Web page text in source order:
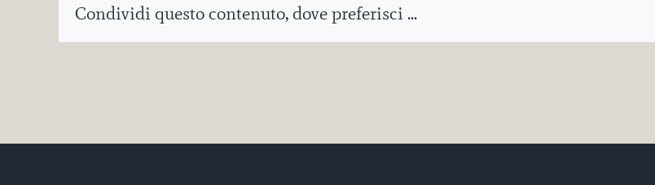
Condividi questo contenuto, dove preferisci ...